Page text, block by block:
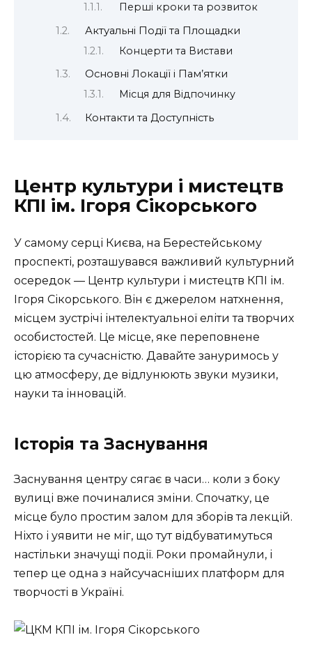
Перші кроки та розвиток
Актуальні Події та Площадки
Концерти та Вистави
Основні Локації і Пам’ятки
Місця для Відпочинку
Контакти та Доступність
Центр культури і мистецтв
КПІ ім. Ігоря Сікорського
У самому серці Києва, на Берестейському
проспекті, розташувався важливий культурний
осередок — Центр культури і мистецтв КПІ ім.
Ігоря Сікорського. Він є джерелом натхнення,
місцем зустрічі інтелектуальної еліти та творчих
особистостей. Це місце, яке переповнене
історією та сучасністю. Давайте зануримось у
цю атмосферу, де відлунюють звуки музики,
науки та інновацій.
Історія та Заснування
Заснування центру сягає в часи… коли з боку
вулиці вже починалися зміни. Спочатку, це
місце було простим залом для зборів та лекцій.
Ніхто і уявити не міг, що тут відбуватимуться
настільки значущі події. Роки промайнули, і
тепер це одна з найсучасніших платформ для
творчості в Україні.